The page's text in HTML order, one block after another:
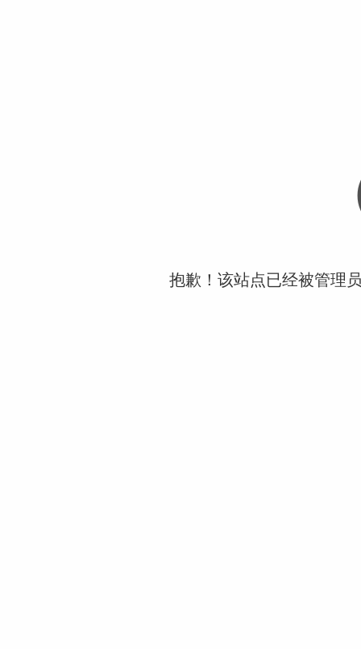
抱歉！该站点已经被管理